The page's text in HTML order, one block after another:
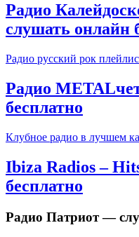
Радио
слушать онлайн
Радио русский рок
Радио
бесплатно
Клубное радио в лучшем
Ibiza Radios –
бесплатно
Радио Патриот —